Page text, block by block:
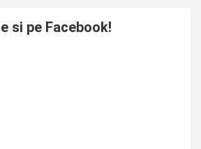
si pe Facebook!